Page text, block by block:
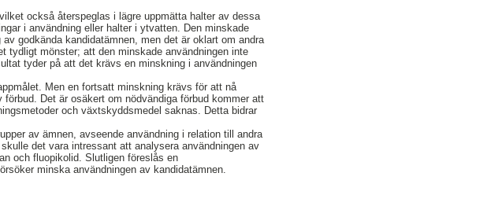
också återspeglas i lägre uppmätta halter av dessa
i användning eller halter i ytvatten. Den minskade
godkända kandidatämnen, men det är oklart om andra
tydligt mönster; att den minskade användningen inte
tyder på att det krävs en minskning i användningen
Men en fortsatt minskning krävs för att nå
Det är osäkert om nödvändiga förbud kommer att
och växtskyddsmedel saknas. Detta bidrar
av ämnen, avseende användning i relation till andra
det vara intressant att analysera användningen av
och fluopikolid. Slutligen föreslås en
minska användningen av kandidatämnen.